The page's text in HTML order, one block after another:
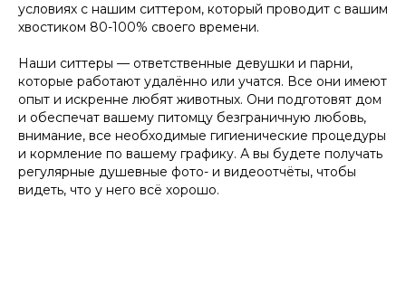
условиях с нашим ситтером, который проводит с вашим
хвостиком 80-100% своего времени.
Наши ситтеры — ответственные девушки и парни,
которые работают удалённо или учатся. Все они имеют
опыт и искренне любят животных. Они подготовят дом
и обеспечат вашему питомцу безграничную любовь,
внимание, все необходимые гигиенические процедуры
и кормление по вашему графику. А вы будете получать
регулярные душевные фото- и видеоотчёты, чтобы
видеть, что у него всё хорошо.